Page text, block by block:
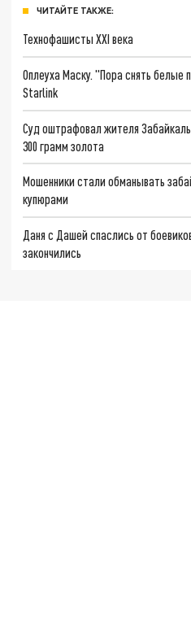
ЧИТАЙТЕ ТАКЖЕ:
Технофашисты XXI века
Оплеуха Маску. "Пора снять белые
Starlink
Суд оштрафовал жителя
300 грамм золота
Мошенники стали обманывать
купюрами
Даня с Дашей спаслись от
закончились